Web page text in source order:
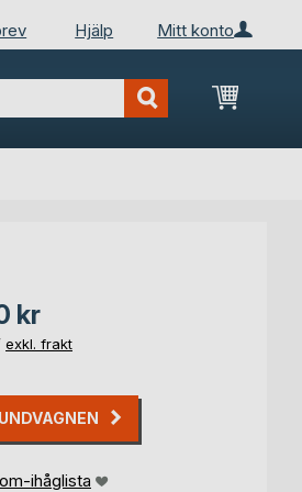
Mitt konto
Hjälp
Min
kr
exkl. frakt
ihåglista